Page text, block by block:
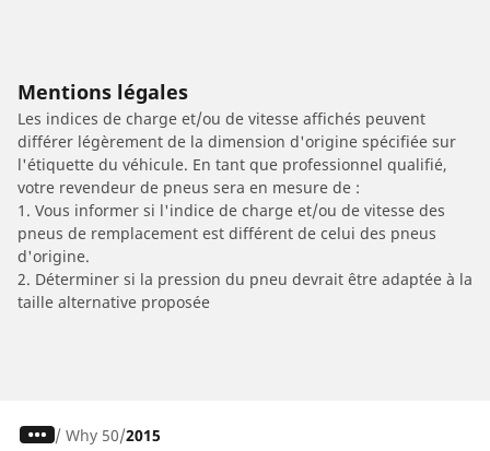
Mentions légales
Les indices de charge et/ou de vitesse affichés peuvent
différer légèrement de la dimension d'origine spécifiée sur
l'étiquette du véhicule. En tant que professionnel qualifié,
votre revendeur de pneus sera en mesure de :
1. Vous informer si l'indice de charge et/ou de vitesse des
pneus de remplacement est différent de celui des pneus
d'origine.
2. Déterminer si la pression du pneu devrait être adaptée à la
taille alternative proposée
/ Why 50 2015